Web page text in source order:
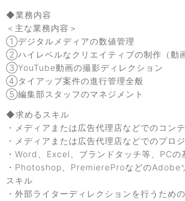
◆業務内容
＜主な業務内容＞
①デジタルメディアの数値管理
②ハイレベルなクリエイティブの制作（動
③YouTube動画の撮影ディレクション
④タイアップ案件の進行管理全般
⑤編集部スタッフのマネジメント
◆求めるスキル
・メディアまたは広告代理店などでのコン
・メディアまたは広告代理店などでのプロ
・Word、Excel、ブランドタッチ等、PCの
・Photoshop、PremiereProなどのAdobe
スキル
・外部ライターディレクションを行うため